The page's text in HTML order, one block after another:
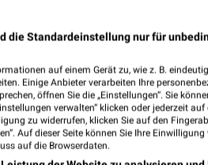
Filiale
die Standardeinstellung nur für
auf einem Gerät zu, wie z. B.
Einige Anbieter verarbeiten Ihre
öffnen Sie die „Einstellungen“. Sie
verwalten“ klicken oder jederzeit
zu widerrufen, klicken Sie auf den
Auf dieser Seite können Sie Ihre
auf die Browserdaten.